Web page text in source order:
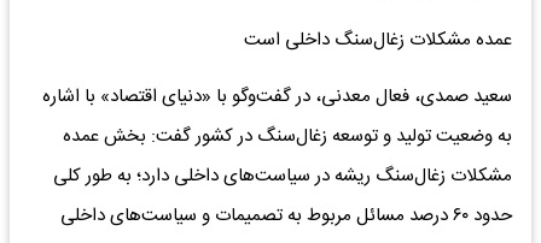
عمده مشکلات زغال‌سنگ داخلی است
سعید صمدی، فعال معدنی، در گفت‌وگو با «دنیای اقتصاد» با اشاره
به وضعیت تولید و توسعه زغال‌سنگ در کشور گفت: بخش عمده
مشکلات زغال‌سنگ ریشه در سیاست‌های داخلی دارد؛ به طور کلی
حدود ۶۰ درصد مسائل مربوط به تصمیمات و سیاست‌های داخلی